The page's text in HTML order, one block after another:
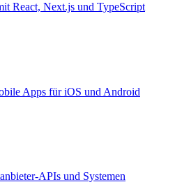
React, Next.js und TypeScript
Apps für iOS und Android
APIs und Systemen